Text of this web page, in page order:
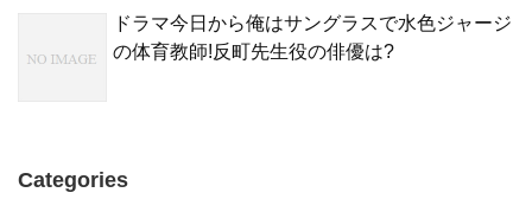
ドラマ今日から俺はサングラスで水色ジャージ
の体育教師!反町先生役の俳優は?
Categories